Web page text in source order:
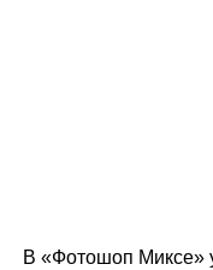
В «Фотошоп Миксе»